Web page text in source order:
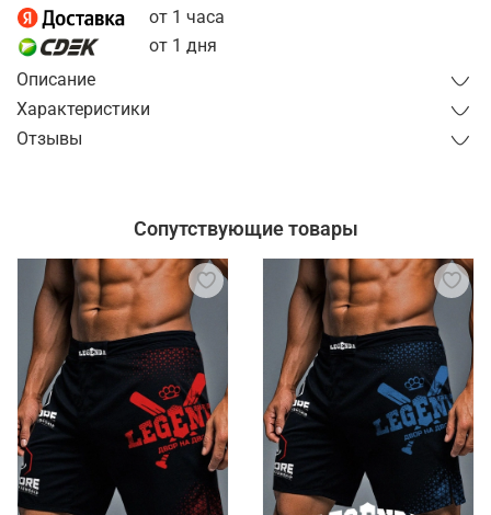
от 1 часа
от 1 дня
Описание
Характеристики
Отзывы
Сопутствующие товары